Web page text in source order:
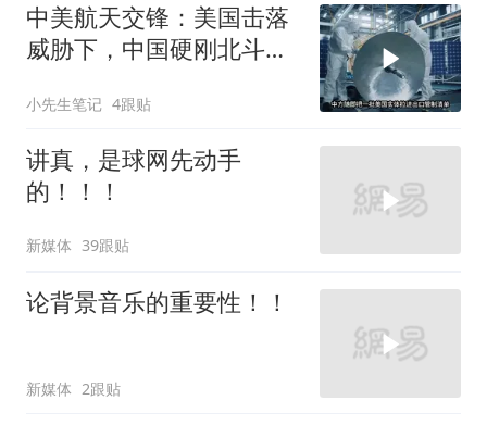
中美航天交锋：美国击落
威胁下，中国硬刚北斗升
小先生笔记 4跟贴
讲真，是球网先动手
的！！！
新媒体 39跟贴
论背景音乐的重要性！！
新媒体 2跟贴